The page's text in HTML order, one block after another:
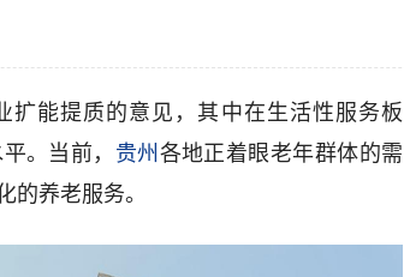
扩能提质的意见，其中在生活性服务板
。当前， 贵州 各地正着眼老年群体的需
的养老服务。